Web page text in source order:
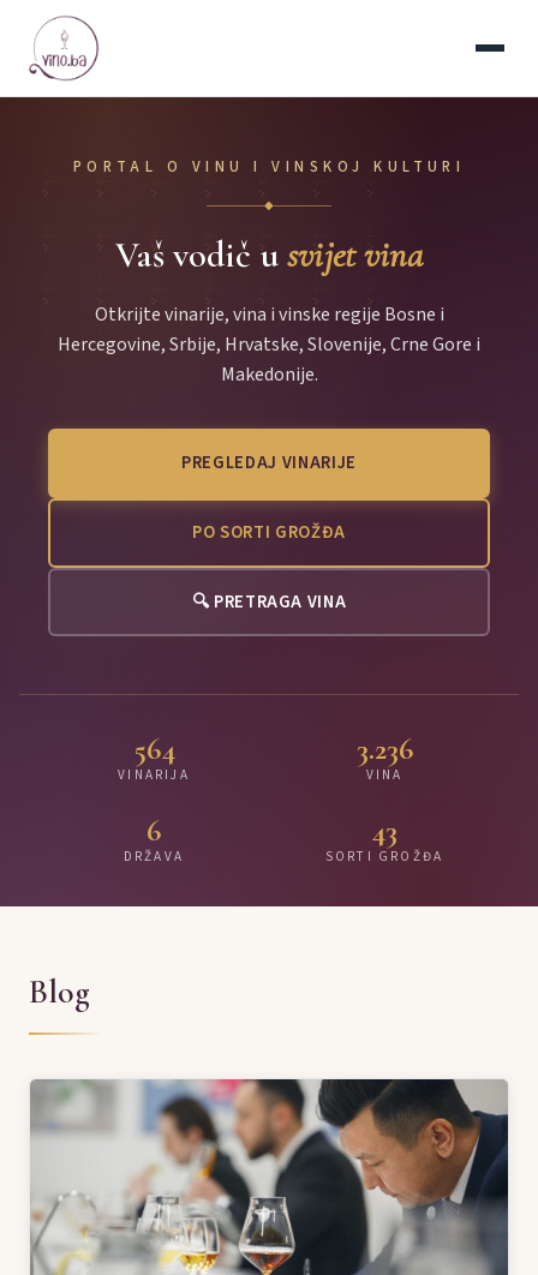
PORTAL O VINU I VINSKOJ KULTURI
◆
Vaš vodič usvijet vina
Otkrijte vinarije, vina i vinske regije Bosne i
Hercegovine, Srbije, Hrvatske, Slovenije, Crne Gore i
Makedonije.
PREGLEDAJ VINARIJE
PO SORTI GROŽĐA
🔍 PRETRAGA VINA
564
VINARIJA
3.236
VINA
6
DRŽAVA
43
SORTI GROŽĐA
Blog